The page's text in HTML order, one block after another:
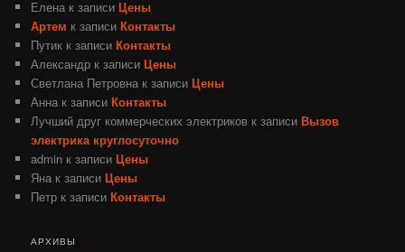
Елена к записиЦены
Артем к записиКонтакты
Путик к записиКонтакты
Александр к записиЦены
Светлана Петровна к записиЦены
Анна к записиКонтакты
Лучший друг коммерческих электриков к записиВызов
электрика круглосуточно
admin к записиЦены
Яна к записиЦены
Петр к записиКонтакты
АРХИВЫ